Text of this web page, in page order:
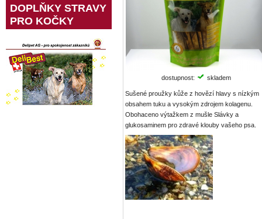
dostupnost: skladem
Sušené proužky kůže z hovězí hlavy s nízkým
obsahem tuku a vysokým zdrojem kolagenu.
Obohaceno výtažkem z mušle Slávky a
glukosaminem pro zdravé klouby vašeho psa.
DOPLŇKY STRAVY
PRO KOČKY